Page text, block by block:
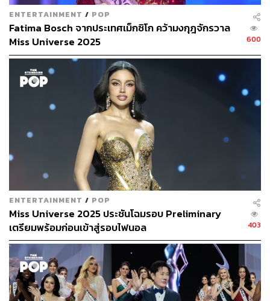
ENTERTAINMENT / POP
Fatima Bosch จากประเทศเม็กซิโก คว้ามงกุฎจักรวาล
Miss Universe 2025
600
ENTERTAINMENT / POP
Miss Universe 2025 ประชันโฉมรอบ Preliminary
เตรียมพร้อมก่อนเข้าสู่รอบไฟนอล
403